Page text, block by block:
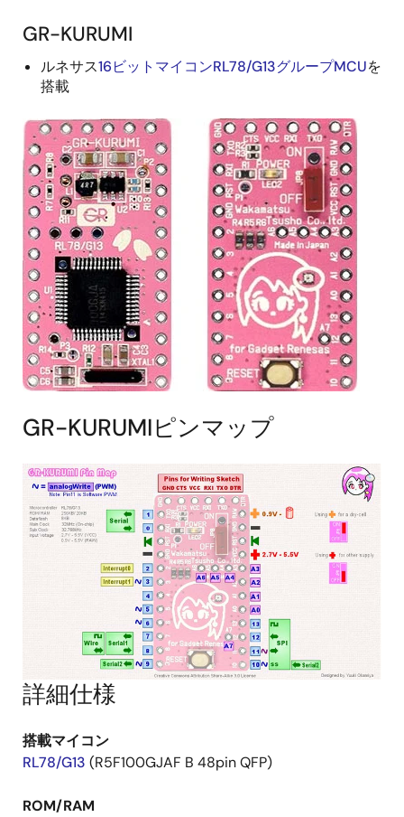
GR-KURUMI
ルネサス16ビットマイコンRL78/G13グループMCUを
搭載
GR-KURUMIピンマップ
詳細仕様
搭載マイコン
RL78/G13 (R5F100GJAF B 48pin QFP)
ROM/RAM